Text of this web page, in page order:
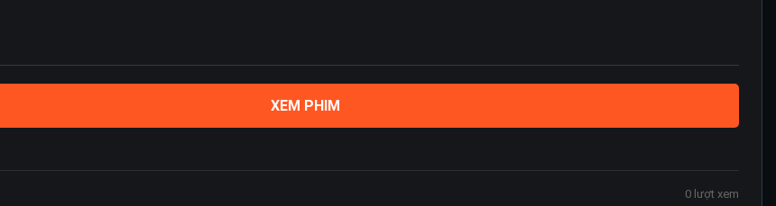
XEM PHIM
0 lượt xem